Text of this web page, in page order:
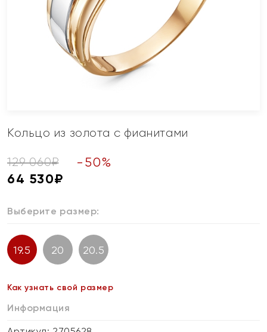
Кольцо из золота с фианитами
129 060₽ - 50%
64 530₽
Выберите размер:
19.5 20 20.5
Как узнать свой размер
Информация